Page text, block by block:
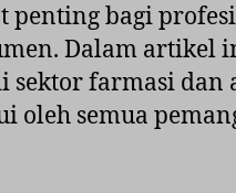
penting bagi
Dalam artikel
sektor farmasi dan
oleh semua